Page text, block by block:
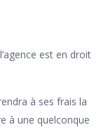
est en droit
à ses frais la
à une quelconque